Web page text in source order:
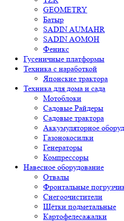
GEOMETRY
Батыр
SADIN AUMAHR
SADIN AOMOH
Феникс
Гусеничные платформы
Техника с наработкой
Японские трактора
Техника для дома и сада
Мотоблоки
Садовые Райдеры
Садовые трактора
Аккумуляторное
Газонокосилки
Генераторы
Компрессоры
Навесное оборудование
Отвалы
Фронтальные
Снегоочистители
Щётки подметальные
Картофелесажалки